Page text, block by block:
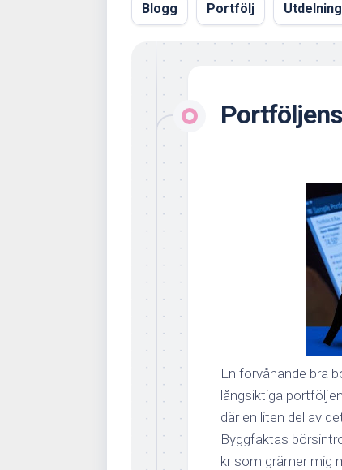
Blogg Portfölj
En förvånande bra
långsiktiga
där en liten del av
Byggfaktas
kr som grämer mig